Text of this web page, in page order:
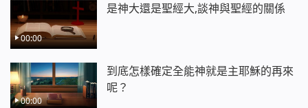
00:00
是神大還是聖經大,談神與聖經的關係
00:00
到底怎樣確定全能神就是主耶穌的再來
呢？